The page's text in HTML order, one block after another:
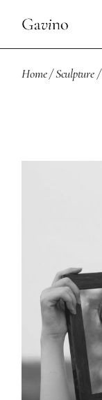
Home Sculpture